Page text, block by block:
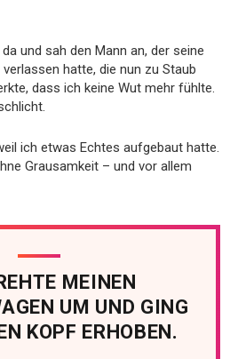
und sah den Mann an, der seine
hatte, die nun zu Staub
dass ich keine Wut mehr fühlte.
ich etwas Echtes aufgebaut hatte.
Grausamkeit – und vor allem
MEINEN
UM UND GING
KOPF ERHOBEN.